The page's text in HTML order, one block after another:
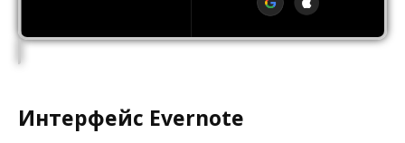
Интерфейс Evernote